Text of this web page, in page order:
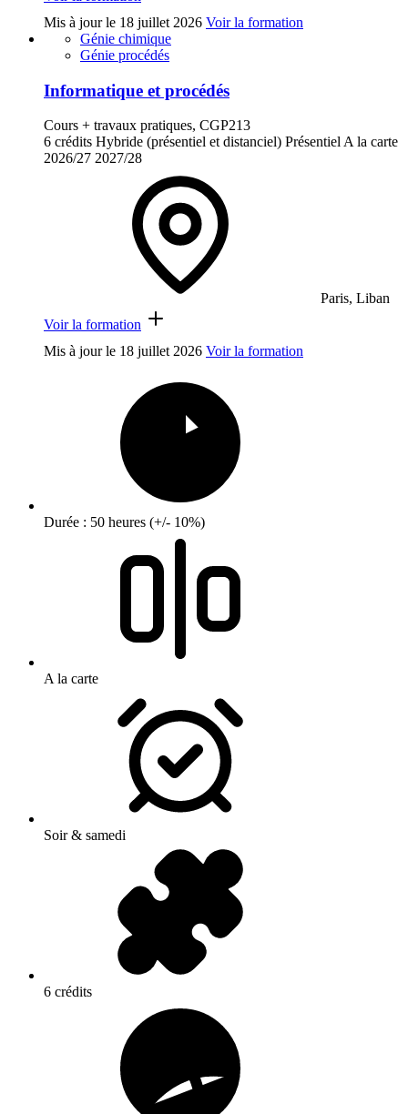
Mis à jour le 18 juillet 2026 Voir la formation
Génie chimique
Génie procédés
Informatique et procédés
Cours + travaux pratiques, CGP213
6 crédits Hybride (présentiel et distanciel) PrésentielA la carte
2026/27 2027/28
Paris, Liban
Voir la formation
Mis à jour le 18 juillet 2026 Voir la formation
Durée : 50 heures (+/- 10%)
A la carte
Soir & samedi
6 crédits